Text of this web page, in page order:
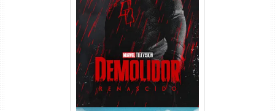
Demolidor: Renascido 2ª
Temporada (2026) WEB-DL
1080p Dual Áudio